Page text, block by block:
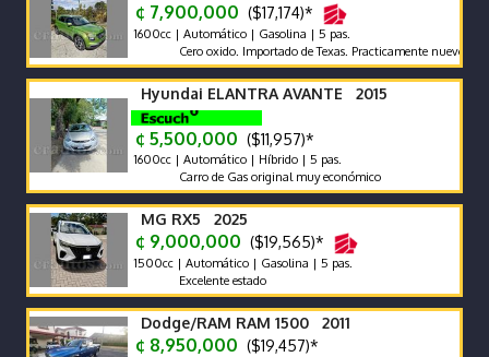
¢ 7,900,000 ($17,174)*
1600cc | Automático | Gasolina | 5 pas.
Cero oxido. Importado de Texas. Practicamente nuevo
Hyundai ELANTRA AVANTE 2015
¢ 5,500,000 ($11,957)*
1600cc | Automático | Híbrido | 5 pas.
Carro de Gas original muy económico
MG RX5 2025
¢ 9,000,000 ($19,565)*
1500cc | Automático | Gasolina | 5 pas.
Excelente estado
Dodge/RAM RAM 1500 2011
¢ 8,950,000 ($19,457)*